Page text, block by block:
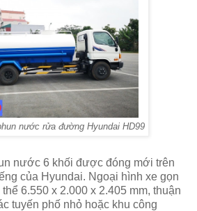
nước rửa đường Hyundai HD99
nước 6 khối được đóng mới trên
của Hyundai. Ngoại hình xe gọn
6.550 x 2.000 x 2.405 mm, thuận
tuyến phố nhỏ hoặc khu công